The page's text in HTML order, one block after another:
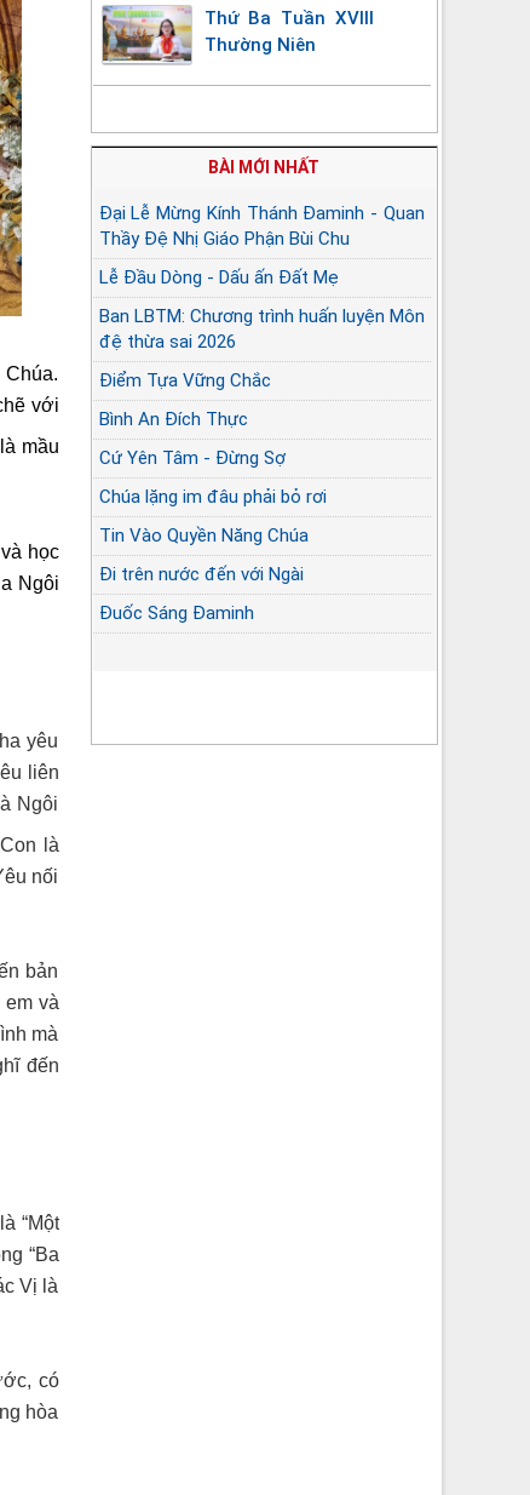
Chúa.
với
mầu
học
Ngôi
yêu
liên
Ngôi
là
nối
bản
em và
mà
đến
“Một
“Ba
Vị là
có
hòa
Thứ Ba Tuần XVIII
Thường Niên
BÀI MỚI NHẤT
Đại Lễ Mừng Kính Thánh Đaminh - Quan
Thầy Đệ Nhị Giáo Phận Bùi Chu
Lễ Đầu Dòng - Dấu ấn Đất Mẹ
Ban LBTM: Chương trình huấn luyện Môn
đệ thừa sai 2026
Điểm Tựa Vững Chắc
Bình An Đích Thực
Cứ Yên Tâm - Đừng Sợ
Chúa lặng im đâu phải bỏ rơi
Tin Vào Quyền Năng Chúa
Đi trên nước đến với Ngài
Đuốc Sáng Đaminh